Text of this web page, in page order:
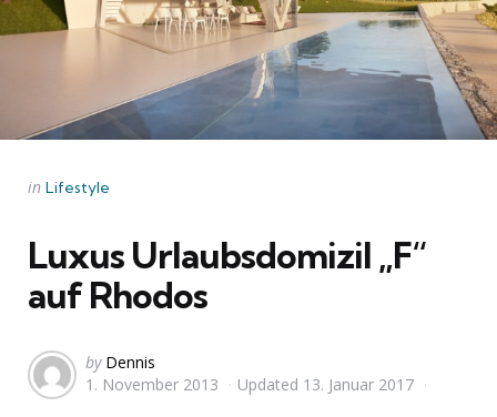
Categories
Posted
in Lifestyle
Luxus Urlaubsdomizil „F“
auf Rhodos
Posted
by
by Dennis
1. November 2013
Updated 13. Januar 2017